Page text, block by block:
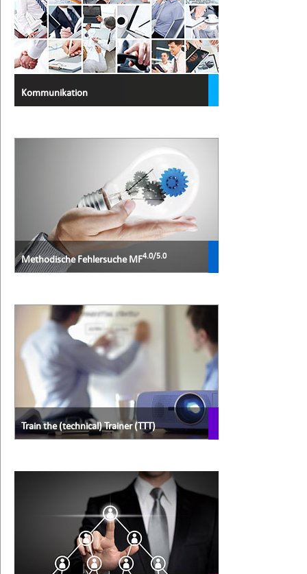
Kommunikation
Methodische Fehlersuche MF4.0/5.0
Train the (technical) Trainer (TTT)